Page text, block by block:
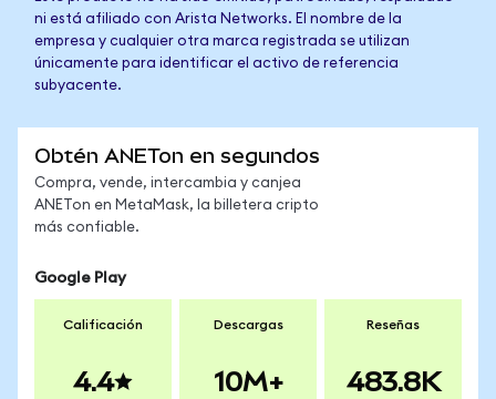
ni está afiliado con Arista Networks. El nombre de la
empresa y cualquier otra marca registrada se utilizan
únicamente para identificar el activo de referencia
subyacente.
Obtén ANETon en segundos
Compra, vende, intercambia y canjea
ANETon en MetaMask, la billetera cripto
más confiable.
Google Play
Calificación
4.4
Descargas
10M+
Reseñas
483.8K